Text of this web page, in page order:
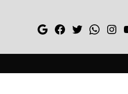
GoogleFacebook
Twitter